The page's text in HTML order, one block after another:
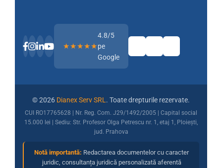
★★★★★
4.8/5
pe
Google
© 2026 Dianex Serv SRL . Toate drepturile rezervate.
CUI RO17765628 | Nr. Reg. Com. J29/1492/2005 | Capital social
15.000 lei | Sediu: Str. Profesor Olga Petrescu nr. 1, etaj 1, Ploiești,
jud. Prahova
Notă importantă: Redactarea documentelor cu caracter
juridic, consultanța juridică personalizată aferentă